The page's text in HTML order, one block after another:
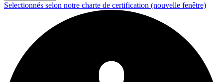
Selectionnés selon notre charte de certification (nouvelle fenêtre)